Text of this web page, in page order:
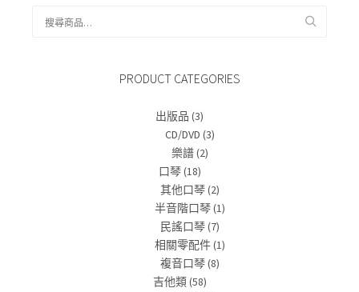
PRODUCT CATEGORIES
出版品 (3)
CD/DVD (3)
樂譜(2)
口琴(18)
其他口琴(2)
半音階口琴(1)
民謠口琴(7)
相關零配件(1)
複音口琴(8)
吉他類(58)